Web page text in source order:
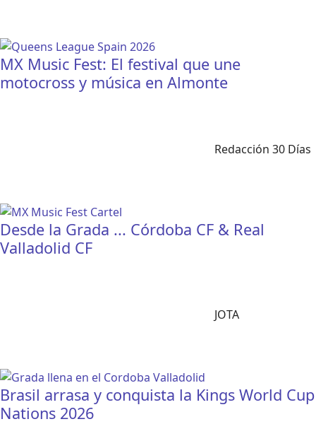
MX Music Fest: El festival que une
motocross y música en Almonte
Redacción 30 Días
Desde la Grada ... Córdoba CF & Real
Valladolid CF
JOTA
Brasil arrasa y conquista la Kings World Cup
Nations 2026